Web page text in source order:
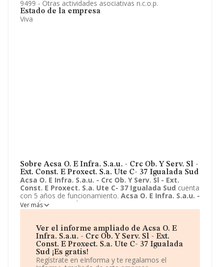
9499 - Otras actividades asociativas n.c.o.p.
Estado de la empresa
Viva
Sobre Acsa O. E Infra. S.a.u. - Crc Ob. Y Serv. Sl -
Ext. Const. E Proxect. S.a. Ute C- 37 Igualada Sud
Acsa O. E Infra. S.a.u. - Crc Ob. Y Serv. Sl - Ext.
Const. E Proxect. S.a. Ute C- 37 Igualada Sud cuenta
con 5 años de funcionamiento. Acsa O. E Infra. S.a.u. -
Crc Ob. Y Serv. Sl - Ext. Const. E Proxect. S.a. Ute C-
37 Igualada Sudtiene su domicilio social registrado en
actividad CNAE principal como 9499 - Otras actividades
asociativas n.c.o.p..Acsa O. E Infra. S.a.u. - Crc Ob. Y
Serv. Sl - Ext. Const. E Proxect. S.a. Ute C- 37
Igualada Sudaparece inscrita como Unión temporal de
empresas.
Ver más
Ver el informe ampliado de Acsa O. E
Infra. S.a.u. - Crc Ob. Y Serv. Sl - Ext.
Const. E Proxect. S.a. Ute C- 37 Igualada
Sud ¡Es gratis!
Regístrate en eInforma y te regalamos el